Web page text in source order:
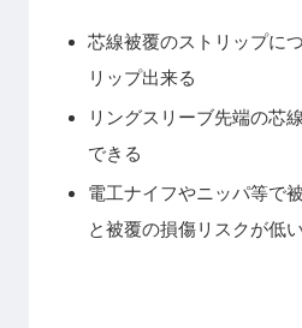
芯線被覆のストリップに
リップ出来る
リングスリーブ先端の芯
できる
電工ナイフやニッパ等で
と被覆の損傷リスクが低い